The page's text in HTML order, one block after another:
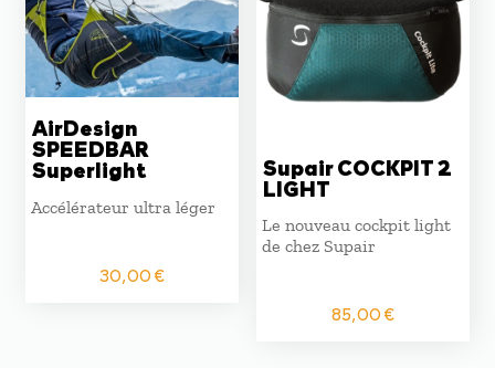
AirDesign
SPEEDBAR
Superlight
Accélérateur ultra léger
30,00€
Supair COCKPIT 2
LIGHT
Le nouveau cockpit light
de chez Supair
85,00€